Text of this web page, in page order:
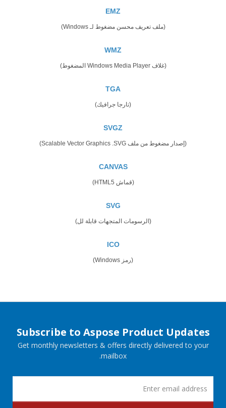
EMZ
(ملف تعريف محسن مضغوط لـ Windows)
WMZ
(غلاف Windows Media Player المضغوط)
TGA
(تارجا جرافيك)
SVGZ
(إصدار مضغوط من ملف Scalable Vector Graphics .SVG)
CANVAS
(قماش HTML5)
SVG
(الرسومات المتجهات قابلة لل)
ICO
(رمز Windows)
Subscribe to Aspose Product Updates
Get monthly newsletters & offers directly delivered to your
mailbox.